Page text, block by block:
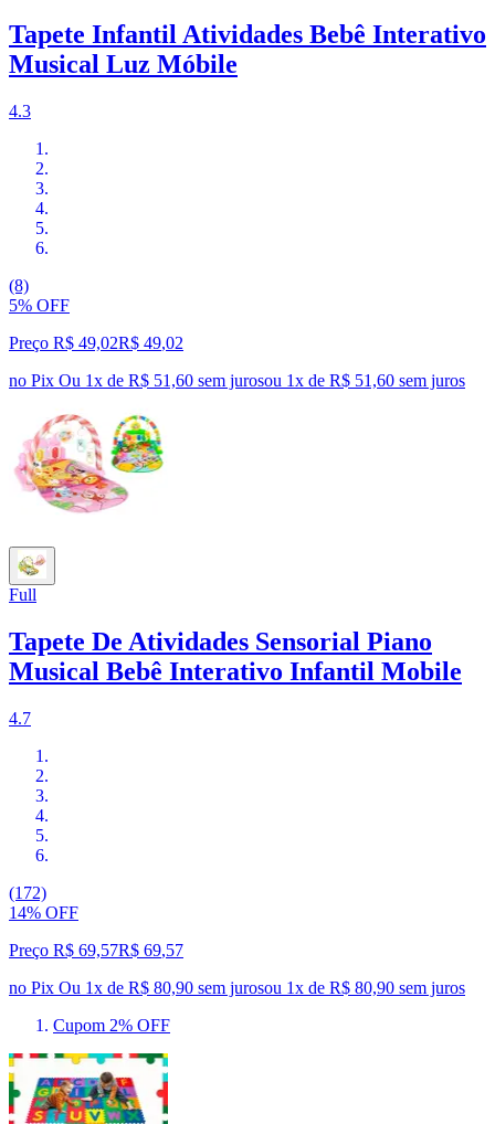
Tapete Infantil Atividades Bebê Interativo
Musical Luz Móbile
4.3
(8)
5% OFF
Preço R$ 49,02R$ 49,02
no Pix Ou 1x de R$ 51,60 sem jurosou 1x de R$ 51,60 sem juros
Full
Tapete De Atividades Sensorial Piano
Musical Bebê Interativo Infantil Mobile
4.7
(172)
14% OFF
Preço R$ 69,57R$ 69,57
no Pix Ou 1x de R$ 80,90 sem jurosou 1x de R$ 80,90 sem juros
Cupom 2% OFF